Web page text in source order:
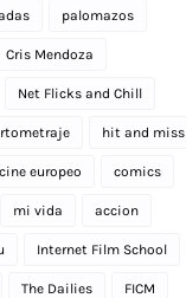
palomazos
Cris Mendoza
Net Flicks and Chill
hit and miss
cine europeo comics
mi vida accion
Internet Film School
The Dailies FICM